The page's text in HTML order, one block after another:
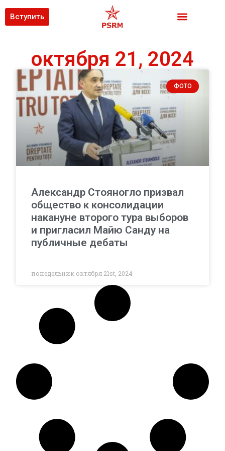
Вступить
октября 21, 2024
ФОТО
Александр Стояногло призвал
общество к консолидации
накануне второго тура выборов
и пригласил Майю Санду на
публичные дебаты
понедельник октября 21st, 2024